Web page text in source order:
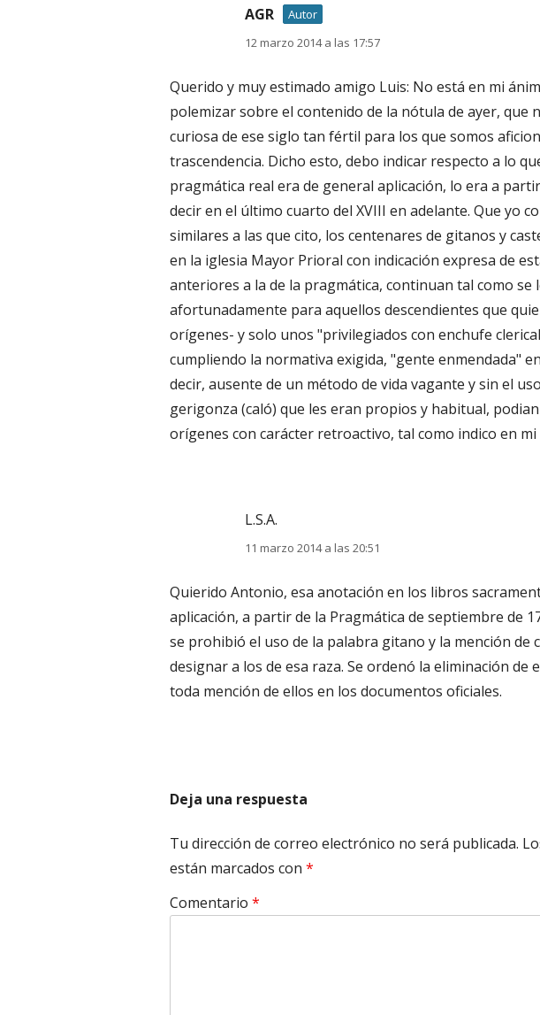
AGR
Autor
12 marzo 2014 a las 17:57
Querido y muy estimado amigo Luis: No está en mi
polemizar sobre el contenido de la nótula de ayer, que
curiosa de ese siglo tan fértil para los que somos
trascendencia. Dicho esto, debo indicar respecto a lo
pragmática real era de general aplicación, lo era a
decir en el último cuarto del XVIII en adelante. Que yo
similares a las que cito, los centenares de gitanos y
en la iglesia Mayor Prioral con indicación expresa de
anteriores a la de la pragmática, continuan tal como se
afortunadamente para aquellos descendientes que
orígenes- y solo unos "privilegiados con enchufe
cumpliendo la normativa exigida, "gente enmendada"
decir, ausente de un método de vida vagante y sin el
gerigonza (caló) que les eran propios y habitual,
orígenes con carácter retroactivo, tal como indico en
L.S.A.
11 marzo 2014 a las 20:51
Quierido Antonio, esa anotación en los libros
aplicación, a partir de la Pragmática de septiembre de
se prohibió el uso de la palabra gitano y la mención de
designar a los de esa raza. Se ordenó la eliminación de
toda mención de ellos en los documentos oficiales.
Deja una respuesta
Tu dirección de correo electrónico no será publicada.
están marcados con *
Comentario *